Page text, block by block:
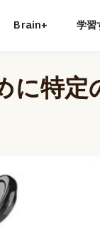
Brain+ 学習
に特